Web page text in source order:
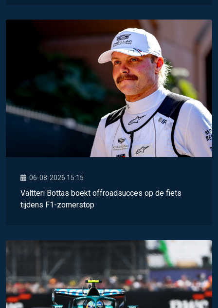
06-08-2026 15:15
Valtteri Bottas boekt offroadsucces op de fiets
tijdens F1-zomerstop